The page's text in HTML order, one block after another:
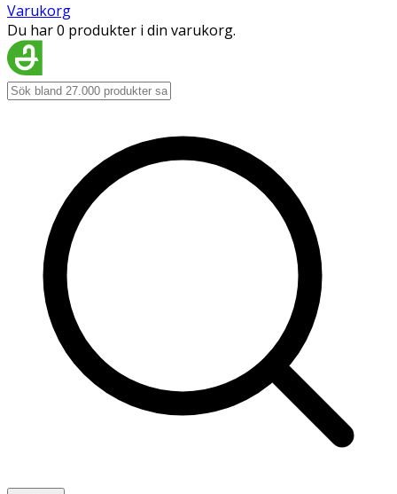
Varukorg
Du har 0 produkter i din varukorg.